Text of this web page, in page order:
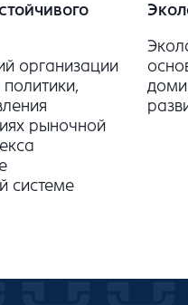
организации
рыночной
системе